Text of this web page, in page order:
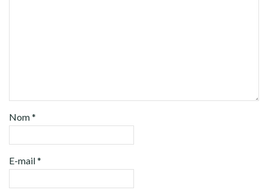
Nom*
E-mail*